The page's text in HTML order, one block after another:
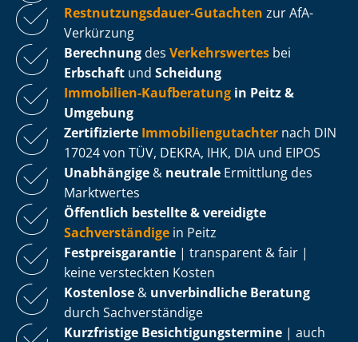
Rest­nut­zungs­dau­er-Gutachten zur AfA-
Verkürzung
Berechnung des Verkehrswertes bei
Erbschaft und Scheidung
Immobilien-Kaufberatung in Peitz &
Umgebung
Zertifizierte Im­mo­bi­li­en­gut­ach­ter nach DIN
17024 von TÜV, DEKRA, IHK, DIA und EIPOS
Unabhängige & neutrale Ermittlung des
Marktwertes
Öffentlich bestellte & vereidigte
Sachverständige in Peitz
Fest­preis­ga­ran­tie | transparent & fair |
keine versteckten Kosten
Kostenlose & unverbindliche Beratung
durch Sachverständige
Kurzfristige Be­sich­ti­gungs­ter­mi­ne | auch